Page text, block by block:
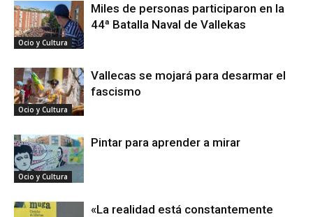
Ocio y Cultura
Miles de personas participaron en la
44ª Batalla Naval de Vallekas
Ocio y Cultura
Vallecas se mojará para desarmar el
fascismo
Ocio y Cultura
Pintar para aprender a mirar
«La realidad está constantemente